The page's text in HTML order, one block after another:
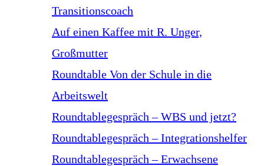
Transitionscoach
Auf einen Kaffee mit R. Unger,
Großmutter
Roundtable Von der Schule in die
Arbeitswelt
Roundtablegespräch – WBS und jetzt?
Roundtablegespräch – Integrationshelfer
Roundtablegespräch – Erwachsene